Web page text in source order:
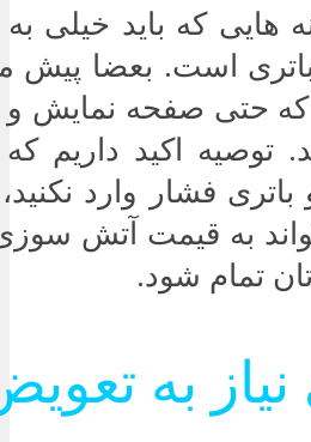
هایی که باید خیلی
باتری است. بعضا پیش
که حتی صفحه نمایش و
توصیه اکید داریم
فشار وارد
به قیمت آتش
تمام شود.
به